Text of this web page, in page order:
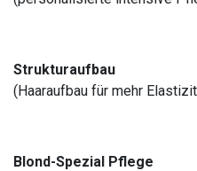
Strukturaufbau
(Haaraufbau für mehr
Blond-Spezial Pflege